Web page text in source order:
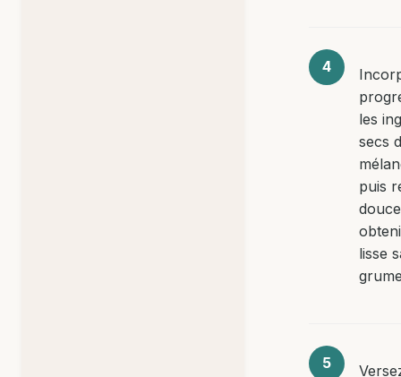
les
secs
puis
lisse